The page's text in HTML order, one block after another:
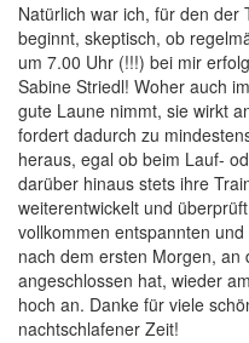
Natürlich war ich, für den der
beginnt, skeptisch, ob
um 7.00 Uhr (!!!) bei mir
Sabine Striedl! Woher auch
gute Laune nimmt, sie wirkt
fordert dadurch zu
heraus, egal ob beim Lauf-
darüber hinaus stets ihre
weiterentwickelt und
vollkommen entspannten
nach dem ersten Morgen,
angeschlossen hat, wieder
hoch an. Danke für viele
nachtschlafener Zeit!